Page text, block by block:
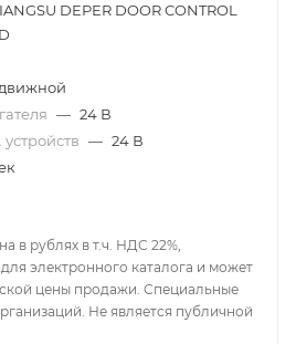
DEPER DOOR CONTROL
— 24 В
— 24 В
в рублях в т.ч. НДС 22%,
электронного каталога и может
цены продажи. Специальные
Не является публичной